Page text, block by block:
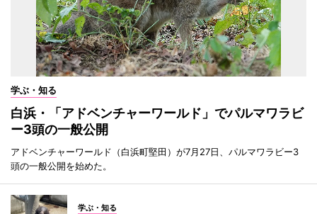
学ぶ・知る
白浜・「アドベンチャーワールド」でパルマワラビ
ー3頭の一般公開
アドベンチャーワールド（白浜町堅田）が7月27日、パルマワラビー3
頭の一般公開を始めた。
学ぶ・知る